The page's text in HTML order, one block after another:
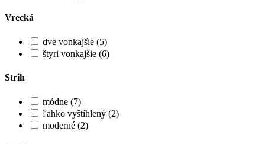
Vrecká
dve vonkajšie (5)
štyri vonkajšie (6)
Strih
módne (7)
ľahko vyštíhlený (2)
moderné (2)